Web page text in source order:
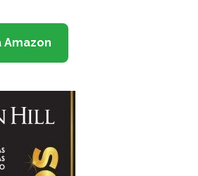
Amazon